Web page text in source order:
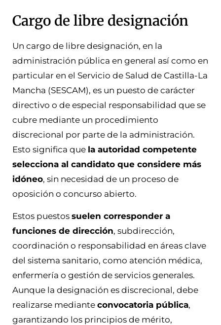
Cargo de libre designación
Un cargo de libre designación, en la
administración pública en general así como en
particular en el Servicio de Salud de Castilla-La
Mancha (SESCAM), es un puesto de carácter
directivo o de especial responsabilidad que se
cubre mediante un procedimiento
discrecional por parte de la administración.
Esto significa que la autoridad competente
selecciona al candidato que considere más
idóneo, sin necesidad de un proceso de
oposición o concurso abierto.
Estos puestos suelen corresponder a
funciones de dirección, subdirección,
coordinación o responsabilidad en áreas clave
del sistema sanitario, como atención médica,
enfermería o gestión de servicios generales.
Aunque la designación es discrecional, debe
realizarse mediante convocatoria pública,
garantizando los principios de mérito,